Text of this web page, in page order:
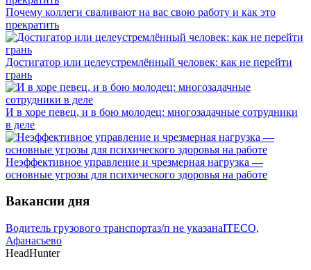
Почему коллеги сваливают на вас свою работу и как это
прекратить
Достигатор или целеустремлённый человек: как не перейти
грань
И в хоре певец, и в бою молодец: многозадачные сотрудники
в деле
Неэффективное управление и чрезмерная нагрузка —
основные угрозы для психического здоровья на работе
Вакансии дня
Водитель грузового транспортаз/п не указанаITECO,
Афанасьево
HeadHunter